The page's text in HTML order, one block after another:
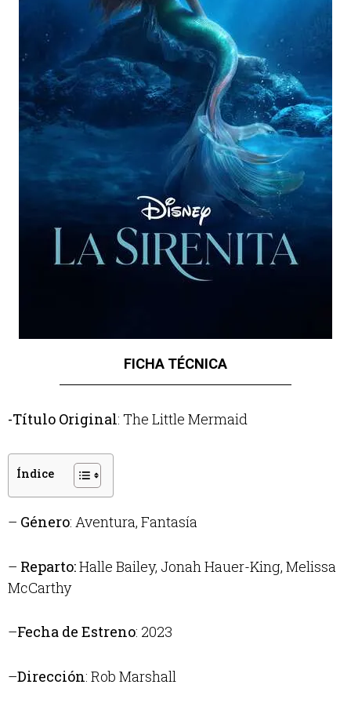
FICHA TÉCNICA
-Título Original: The Little Mermaid
Índice
– Género: Aventura, Fantasía
– Reparto:Halle Bailey, Jonah Hauer-King, Melissa
McCarthy
–Fecha de Estreno: 2023
–Dirección: Rob Marshall